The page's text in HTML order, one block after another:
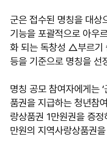
군은 접수된 명칭을 대
기능을 포괄적으로 아우
화 되는 독창성 △부르기
등을 기준으로 명칭을 선
명칭 공모 참여자에게는
품권을 지급하는 청년참
랑상품권 1만원권을 증
만원의 지역사랑상품권